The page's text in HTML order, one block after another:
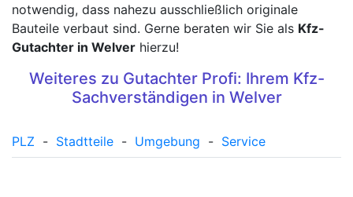
notwendig, dass nahezu ausschließlich originale
Bauteile verbaut sind. Gerne beraten wir Sie als Kfz-
Gutachter in Welver hierzu!
Weiteres zu Gutachter Profi: Ihrem Kfz-
Sachverständigen in Welver
PLZ - Stadtteile - Umgebung - Service